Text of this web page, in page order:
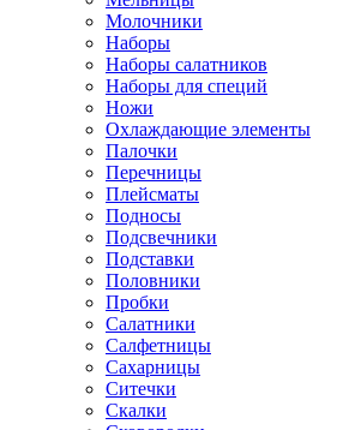
Молочники
Наборы
Наборы салатников
Наборы для специй
Ножи
Охлаждающие элементы
Палочки
Перечницы
Плейсматы
Подносы
Подсвечники
Подставки
Половники
Пробки
Салатники
Салфетницы
Сахарницы
Ситечки
Скалки